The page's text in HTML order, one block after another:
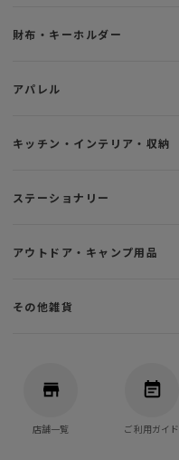
財布・キーホルダー
アパレル
キッチン・インテリア・収納
ステーショナリー
アウトドア・キャンプ用品
その他雑貨
店舗一覧 ご利用ガイド